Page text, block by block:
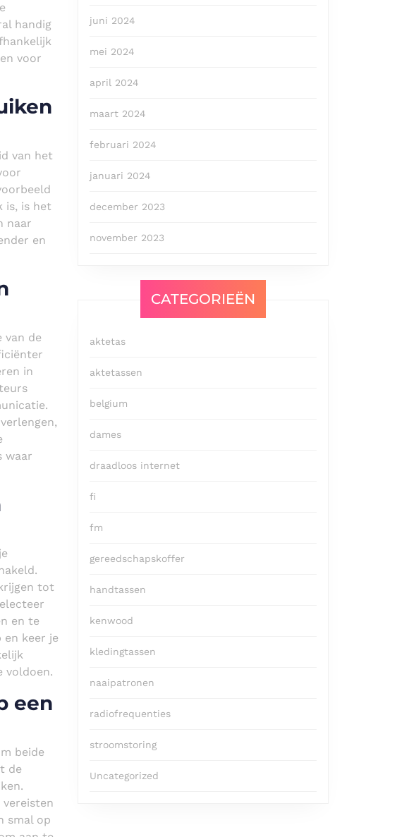
handig
voor
van het
is, is het
naar
en
van de
in
waar
tot
en te
en keer je
voldoen.
een
beide
de
smal op
juni 2024
mei 2024
april 2024
maart 2024
februari 2024
januari 2024
december 2023
november 2023
CATEGORIEËN
aktetas
aktetassen
belgium
dames
draadloos internet
fi
fm
gereedschapskoffer
handtassen
kenwood
kledingtassen
naaipatronen
radiofrequenties
stroomstoring
Uncategorized